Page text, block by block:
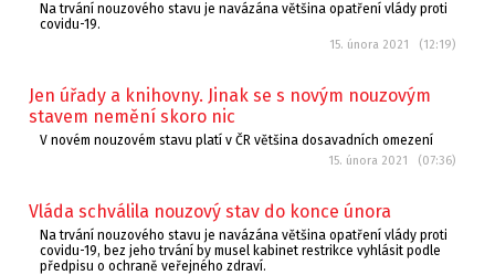
Na trvání nouzového stavu je navázána většina opatření vlády proti
covidu-19.
15. února 2021 (12:19)
Jen úřady a knihovny. Jinak se s novým nouzovým
stavem nemění skoro nic
V novém nouzovém stavu platí v ČR většina dosavadních omezení
15. února 2021 (07:36)
Vláda schválila nouzový stav do konce února
Na trvání nouzového stavu je navázána většina opatření vlády proti
covidu-19, bez jeho trvání by musel kabinet restrikce vyhlásit podle
předpisu o ochraně veřejného zdraví.